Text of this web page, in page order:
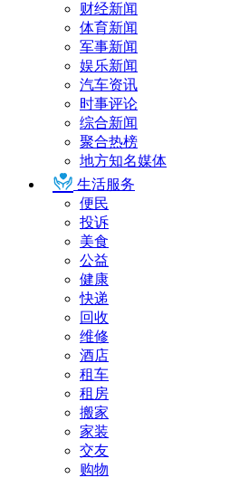
财经新闻
体育新闻
军事新闻
娱乐新闻
汽车资讯
时事评论
综合新闻
聚合热榜
地方知名媒体
生活服务
便民
投诉
美食
公益
健康
快递
回收
维修
酒店
租车
租房
搬家
家装
交友
购物